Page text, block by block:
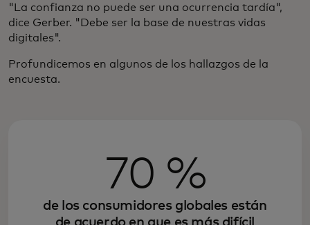
"La confianza no puede ser una ocurrencia tardía",
dice Gerber. "Debe ser la base de nuestras vidas
digitales".
Profundicemos en algunos de los hallazgos de la
encuesta.
70 %
de los consumidores globales están